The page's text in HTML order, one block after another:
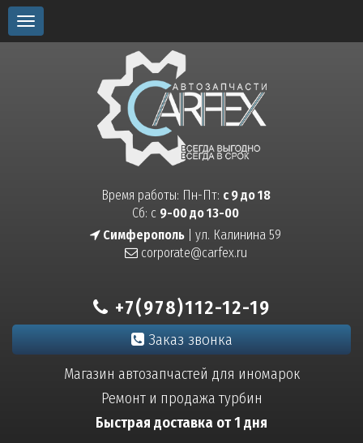
Toggle
navigation
Время работы: Пн-Пт: с 9 до 18
Сб: с 9-00 до 13-00
Симферополь | ул. Калинина 59
corporate@carfex.ru
+7(978)112-12-19
Заказ звонка
Магазин автозапчастей для иномарок
Ремонт и продажа турбин
Быстрая доставка от 1 дня